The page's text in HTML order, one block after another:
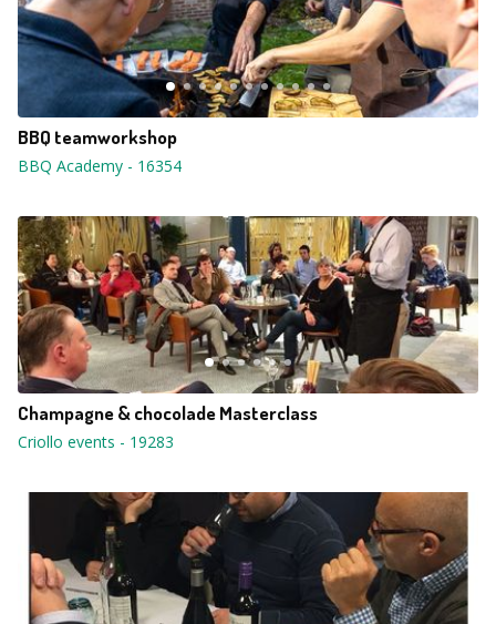
BBQ teamworkshop
BBQ Academy - 16354
Champagne & chocolade Masterclass
Criollo events - 19283